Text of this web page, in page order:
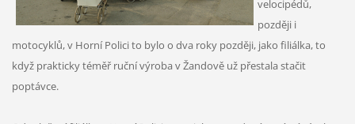
velocipédů,
později i
motocyklů, v Horní Polici to bylo o dva roky později, jako filiálka, to
když prakticky téměř ruční výroba v Žandově už přestala stačit
poptávce.